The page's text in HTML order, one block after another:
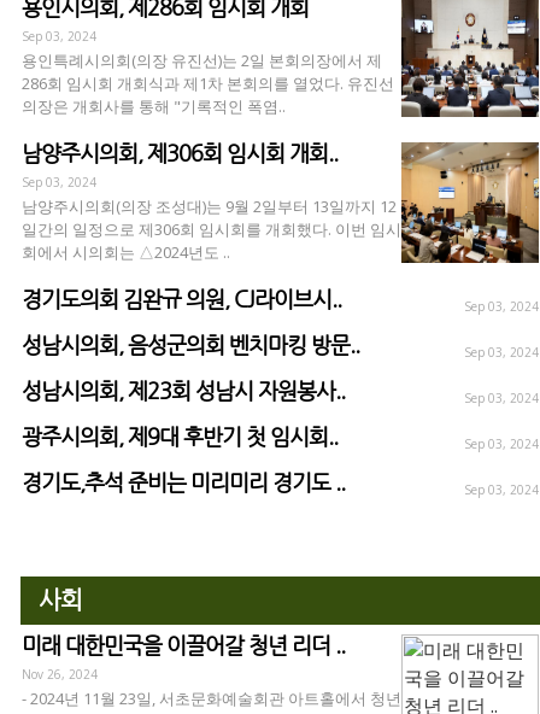
용인시의회, 제286회 임시회 개회
Sep 03, 2024
용인특례시의회(의장 유진선)는 2일 본회의장에서 제
286회 임시회 개회식과 제1차 본회의를 열었다. 유진선
의장은 개회사를 통해 "기록적인 폭염..
남양주시의회, 제306회 임시회 개회..
Sep 03, 2024
남양주시의회(의장 조성대)는 9월 2일부터 13일까지 12
일간의 일정으로 제306회 임시회를 개회했다. 이번 임시
회에서 시의회는 △2024년도 ..
Sep 03, 2024
경기도의회 김완규 의원, CJ라이브시..
Sep 03, 2024
성남시의회, 음성군의회 벤치마킹 방문..
Sep 03, 2024
성남시의회, 제23회 성남시 자원봉사..
Sep 03, 2024
광주시의회, 제9대 후반기 첫 임시회..
Sep 03, 2024
경기도,추석 준비는 미리미리 경기도 ..
사회
미래 대한민국을 이끌어갈 청년 리더 ..
Nov 26, 2024
- 2024년 11월 23일, 서초문화예술회관 아트홀에서 청년